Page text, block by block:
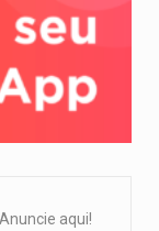
Anuncie aqui!